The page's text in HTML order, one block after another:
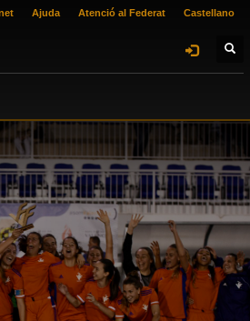
Ajuda Atenció al Federat Castellano